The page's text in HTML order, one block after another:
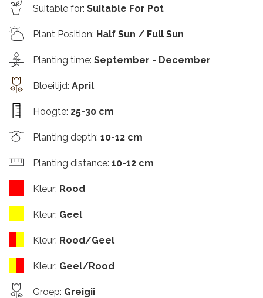
Suitable for: Suitable For Pot
Plant Position: Half Sun / Full Sun
Planting time: September - December
Bloeitijd: April
Hoogte: 25-30 cm
Planting depth: 10-12 cm
Planting distance: 10-12 cm
Kleur: Rood
Kleur: Geel
Kleur: Rood/Geel
Kleur: Geel/Rood
Groep: Greigii